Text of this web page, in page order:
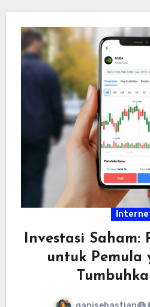
Investasi Saham:
untuk Pemula